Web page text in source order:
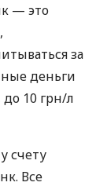
— это
за
деньги
10 грн/л
счету
Все